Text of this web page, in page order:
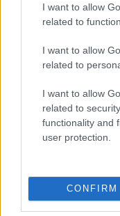
I want to allow
related to
I want to allow
related to
I want to allow
related to
functionality and
user protection.
CONFIRM
Najbolj fatalna
6. oktober 2018